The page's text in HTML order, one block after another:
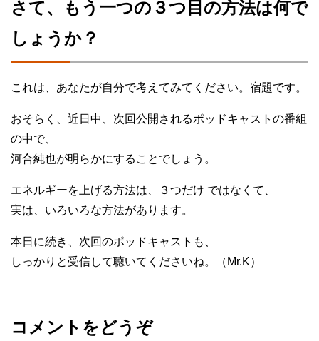
さて、もう一つの３つ目の方法は何で
しょうか？
これは、あなたが自分で考えてみてください。宿題です。
おそらく、近日中、次回公開されるポッドキャストの番組
の中で、
河合純也が明らかにすることでしょう。
エネルギーを上げる方法は、３つだけ ではなくて、
実は、いろいろな方法があります。
本日に続き、次回のポッドキャストも、
しっかりと受信して聴いてくださいね。（Mr.K）
コメントをどうぞ